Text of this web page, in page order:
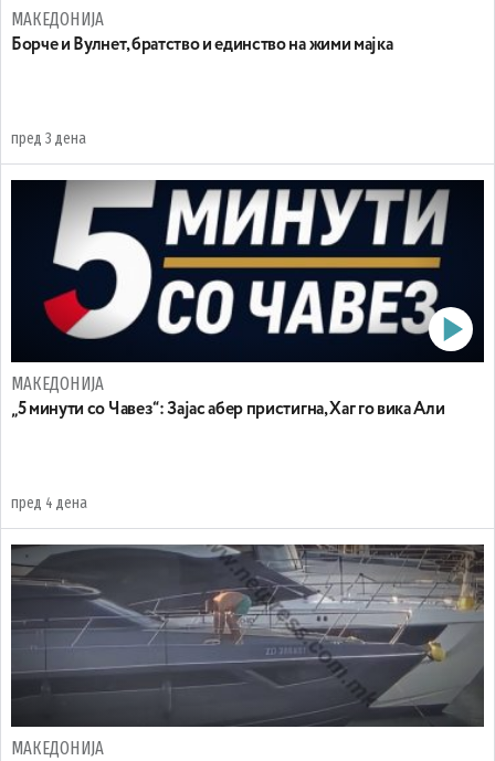
МАКЕДОНИЈА
Борче и Вулнет, братство и единство на жими мајка
пред 3 дена
МАКЕДОНИЈА
„5 минути со Чавез“: Зајас абер пристигна, Хаг го вика Али
пред 4 дена
МАКЕДОНИЈА